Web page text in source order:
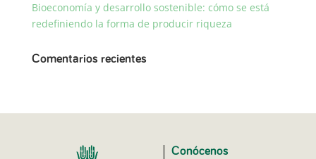
Bioeconomía y desarrollo sostenible: cómo se está
redefiniendo la forma de producir riqueza
Comentarios recientes
Conócenos